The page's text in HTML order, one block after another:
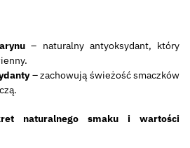
– naturalny antyoksydant, który
– zachowują świeżość smaczków
naturalnego smaku i wartości